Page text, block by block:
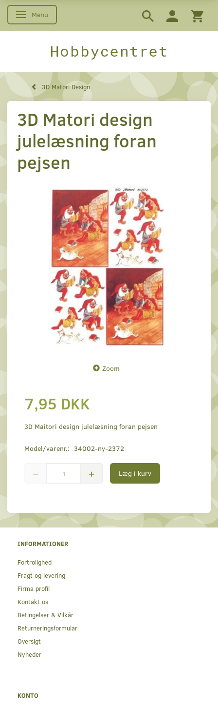
Skifte navigation
Menu
Hobbycentret
3D Matori Design
3D Matori design
julelæsning foran
pejsen
Zoom
7,95 DKK
3D Maitori design julelæsning foran pejsen
Model/varenr.: 34002-ny-2372
Læg i kurv
INFORMATIONER
Fortrolighed
Fragt og levering
Firma profil
Kontakt os
Betingelser & Vilkår
Returneringsformular
Oversigt
Nyheder
KONTO